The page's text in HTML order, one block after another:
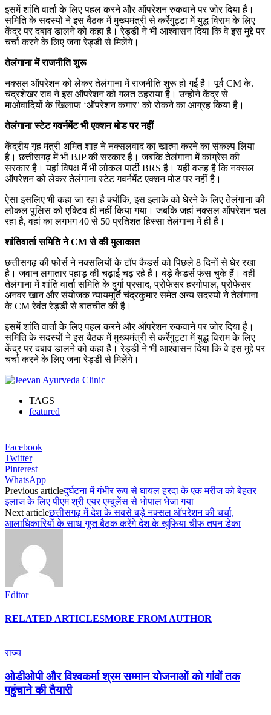
इसमें शांति वार्ता के लिए पहल करने और ऑपरेशन रुकवाने पर जोर दिया है।
समिति के सदस्यों ने इस बैठक में मुख्यमंत्री से कर्रेगुट्टा में युद्ध विराम के लिए
केंद्र पर दबाव डालने को कहा है। रेड्डी ने भी आश्वासन दिया कि वे इस मुद्दे पर
चर्चा करने के लिए जना रेड्डी से मिलेंगे।
तेलंगाना में राजनीति शुरू
नक्सल ऑपरेशन को लेकर तेलंगाना में राजनीति शुरू हो गई है। पूर्व CM के.
चंद्रशेखर राव ने इस ऑपरेशन को गलत ठहराया है। उन्होंने केंद्र से
माओवादियों के खिलाफ ‘ऑपरेशन कगार’ को रोकने का आग्रह किया है।
तेलंगाना स्टेट गवर्नमेंट भी एक्शन मोड पर नहीं
केंद्रीय गृह मंत्री अमित शाह ने नक्सलवाद का खात्मा करने का संकल्प लिया
है। छत्तीसगढ़ में भी BJP की सरकार है। जबकि तेलंगाना में कांग्रेस की
सरकार है। यहां विपक्ष में भी लोकल पार्टी BRS है। यही वजह है कि नक्सल
ऑपरेशन को लेकर तेलंगाना स्टेट गवर्नमेंट एक्शन मोड पर नहीं है।
ऐसा इसलिए भी कहा जा रहा है क्योंकि, इस इलाके को घेरने के लिए तेलंगाना की
लोकल पुलिस को एक्टिव ही नहीं किया गया। जबकि जहां नक्सल ऑपरेशन चल
रहा है, वहां का लगभग 40 से 50 प्रतिशत हिस्सा तेलंगाना में ही है।
शांतिवार्ता समिति ने CM से की मुलाकात
छत्तीसगढ़ की फोर्स ने नक्सलियों के टॉप कैडर्स को पिछले 8 दिनों से घेर रखा
है। जवान लगातार पहाड़ की चढ़ाई चढ़ रहे हैं। बड़े कैडर्स फंस चुके हैं। वहीं
तेलंगाना में शांति वार्ता समिति के दुर्गा प्रसाद, प्रोफेसर हरगोपाल, प्रोफेसर
अनवर खान और संयोजक न्यायमूर्ति चंद्रकुमार समेत अन्य सदस्यों ने तेलंगाना
के CM रेवंत रेड्डी से बातचीत की है।
इसमें शांति वार्ता के लिए पहल करने और ऑपरेशन रुकवाने पर जोर दिया है।
समिति के सदस्यों ने इस बैठक में मुख्यमंत्री से कर्रेगुट्टा में युद्ध विराम के लिए
केंद्र पर दबाव डालने को कहा है। रेड्डी ने भी आश्वासन दिया कि वे इस मुद्दे पर
चर्चा करने के लिए जना रेड्डी से मिलेंगे।
TAGS
featured
Facebook
Twitter
Pinterest
WhatsApp
Previous articleदुर्घटना में गंभीर रूप से घायल हरदा के एक मरीज को बेहतर
इलाज के लिए पीएम श्री एयर एम्बुलेंस से भोपाल भेजा गया
Next articleछत्तीसगढ़ में देश के सबसे बड़े नक्सल ऑपरेशन की चर्चा,
आलाधिकारियों के साथ गुप्त बैठक करेंगे देश के खुफिया चीफ तपन डेका
Editor
RELATED ARTICLESMORE FROM AUTHOR
राज्य
ओडीओपी और विश्वकर्मा श्रम सम्मान योजनाओं को गांवों तक
पहुंचाने की तैयारी